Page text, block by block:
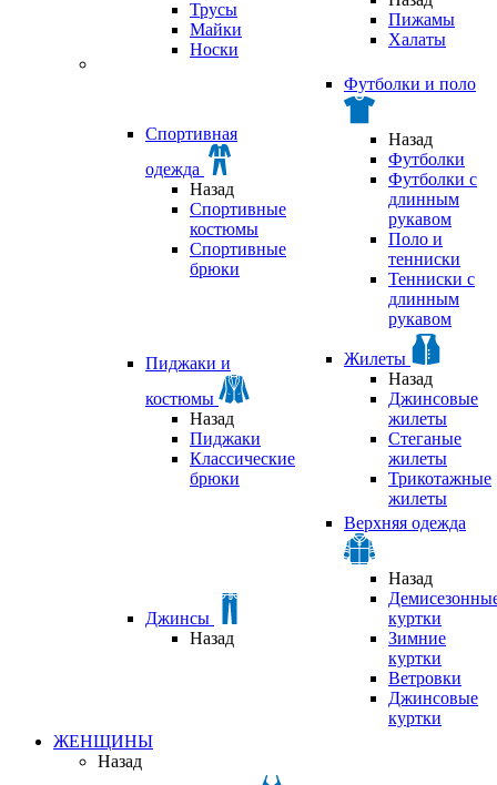
Трусы
Майки
Носки
Пижамы
Халаты
Спортивная
одежда
Назад
Спортивные
костюмы
Спортивные
брюки
Футболки и поло
Назад
Футболки
Футболки с
длинным
рукавом
Поло и
тенниски
Тенниски с
длинным
рукавом
Пиджаки и
костюмы
Назад
Пиджаки
Классические
брюки
Жилеты
Назад
Джинсовые
жилеты
Стеганые
жилеты
Трикотажные
жилеты
Джинсы
Назад
Верхняя одежда
Назад
куртки
Зимние
куртки
Ветровки
Джинсовые
куртки
ЖЕНЩИНЫ
Назад